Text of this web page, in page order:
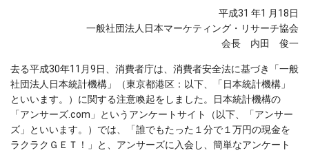
平成31 年1 月18日
一般社団法人日本マーケティング・リサーチ協会
会長 内田 俊一
去る平成30年11月9日、消費者庁は、消費者安全法に基づき「一般
社団法人日本統計機構」（東京都港区：以下、「日本統計機構」
といいます。）に関する注意喚起をしました。日本統計機構の
「アンサーズ.com」というアンケートサイト（以下、「アンサー
ズ」といいます。）では、「誰でもたった１分で１万円の現金を
ラクラクＧＥＴ！」と、アンサーズに入会し、簡単なアンケート